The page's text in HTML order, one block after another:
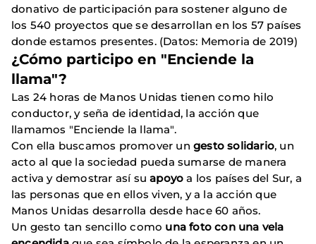
donativo de participación para sostener alguno de
los 540 proyectos que se desarrollan en los 57 países
donde estamos presentes. (Datos: Memoria de 2019)
¿Cómo participo en "Enciende la
llama"?
Las 24 horas de Manos Unidas tienen como hilo
conductor, y seña de identidad, la acción que
llamamos "Enciende la llama".
Con ella buscamos promover un gesto solidario, un
acto al que la sociedad pueda sumarse de manera
activa y demostrar así suapoyoa los países del Sur, a
las personas que en ellos viven, y a la acción que
Manos Unidas desarrolla desde hace 60 años.
Un gesto tan sencillo como una foto con una vela